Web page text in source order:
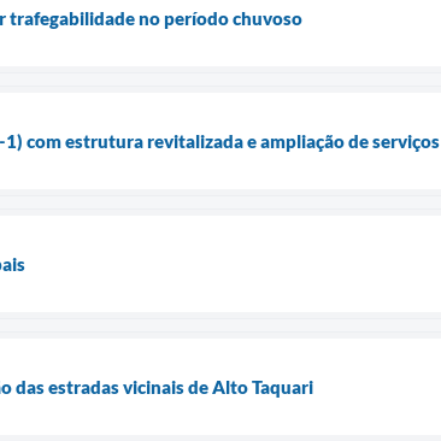
trafegabilidade no período chuvoso
com estrutura revitalizada e ampliação de serviços
das estradas vicinais de Alto Taquari